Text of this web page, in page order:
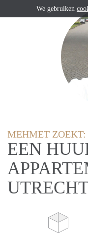
MEHMET ZOEKT:
EEN
We gebruiken